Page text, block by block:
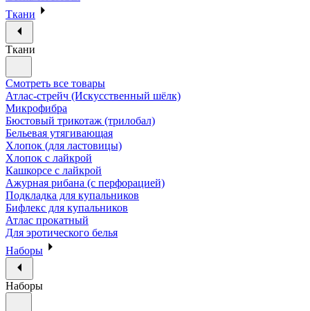
Ткани
Ткани
Смотреть все товары
Атлас-стрейч (Искусственный шёлк)
Микрофибра
Бюстовый трикотаж (трилобал)
Бельевая утягивающая
Хлопок (для ластовицы)
Хлопок с лайкрой
Кашкорсе с лайкрой
Ажурная рибана (с перфорацией)
Подкладка для купальников
Бифлекс для купальников
Атлас прокатный
Для эротического белья
Наборы
Наборы